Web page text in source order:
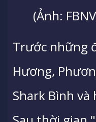
(Ảnh:
Trước những
Hương,
Shark Bình